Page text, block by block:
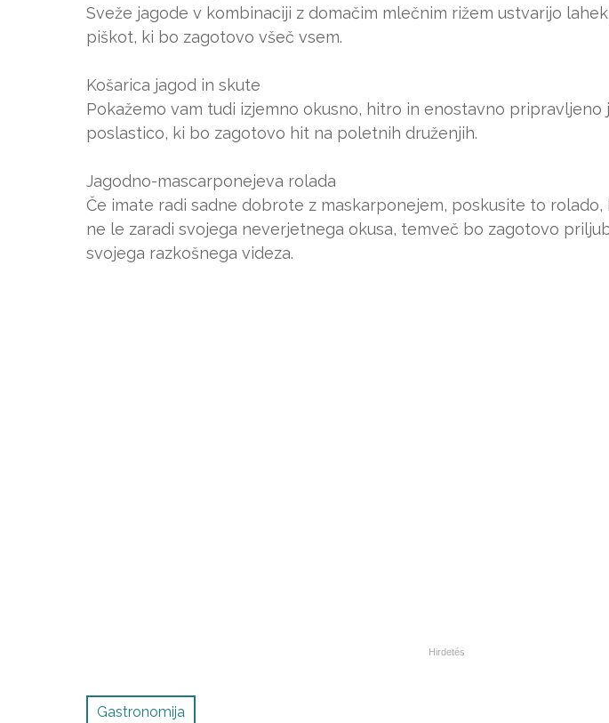
Sveže jagode v kombinaciji z domačim mlečnim rižem ustvarijo
piškot, ki bo zagotovo všeč vsem.
Košarica jagod in skute
Pokažemo vam tudi izjemno okusno, hitro in enostavno pripravljeno
poslastico, ki bo zagotovo hit na poletnih druženjih.
Jagodno-mascarponejeva rolada
Če imate radi sadne dobrote z maskarponejem, poskusite to rolado,
ne le zaradi svojega neverjetnega okusa, temveč bo zagotovo
svojega razkošnega videza.
Gastronomija